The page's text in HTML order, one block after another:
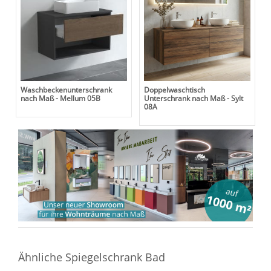
Waschbeckenunterschrank
nach Maß - Mellum 05B
Doppelwaschtisch
Unterschrank nach Maß - Sylt
08A
Ähnliche Spiegelschrank Bad